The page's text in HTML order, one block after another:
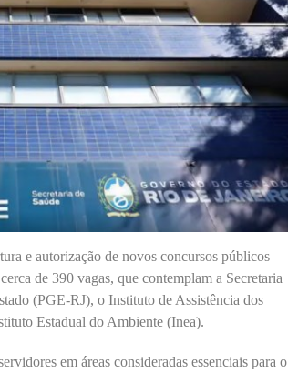
e autorização de novos concursos públicos
de 390 vagas, que contemplam a Secretaria
(PGE-RJ), o Instituto de Assistência dos
Estadual do Ambiente (Inea).
em áreas consideradas essenciais para o